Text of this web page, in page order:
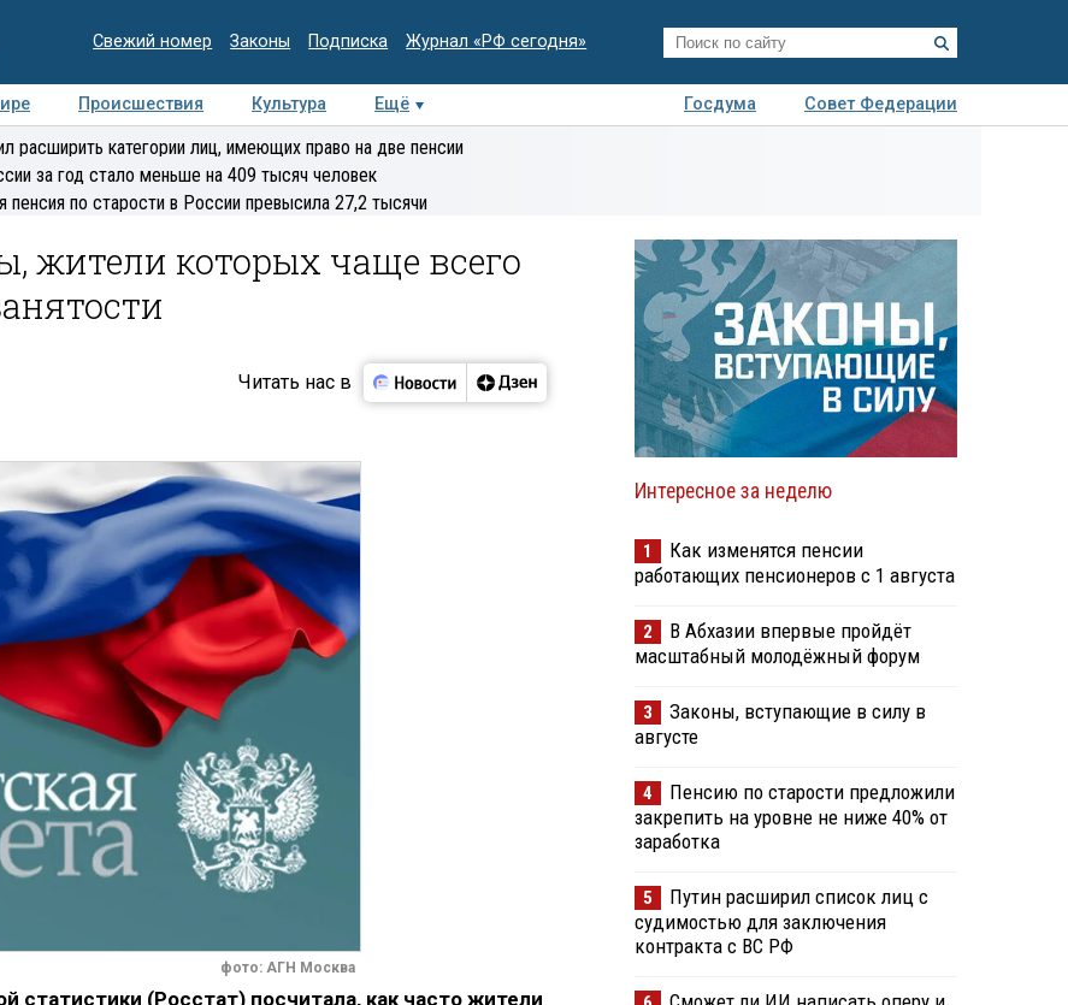
Свежий номер Законы Подписка Журнал «РФ сегодня»
Происшествия Культура Ещё Госдума
Совет Федерации
Медиацентр Интервью Колумнисты
Деловая
расширить категории лиц, имеющих право на две пенсии
за год стало меньше на 409 тысяч человек
по старости в России превысила 27,2 тысячи
жители которых чаще всего
Читать нас в
фото: АГН Москва
статистики (Росстат) посчитала, как часто жители
Интересное за неделю
1
Как изменятся пенсии
работающих пенсионеров с 1 августа
2
В Абхазии впервые пройдёт
масштабный молодёжный форум
3
Законы, вступающие в силу в
августе
4
Пенсию по старости предложили
закрепить на уровне не ниже 40% от
заработка
5
Путин расширил список лиц с
судимостью для заключения
контракта с ВС РФ